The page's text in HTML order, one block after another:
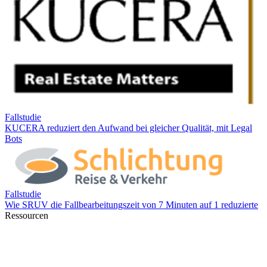
Ressourcen